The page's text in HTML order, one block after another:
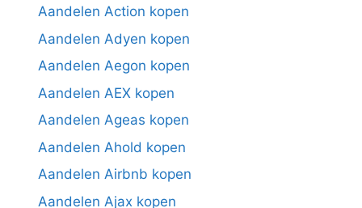
Aandelen Action kopen
Aandelen Adyen kopen
Aandelen Aegon kopen
Aandelen AEX kopen
Aandelen Ageas kopen
Aandelen Ahold kopen
Aandelen Airbnb kopen
Aandelen Ajax kopen